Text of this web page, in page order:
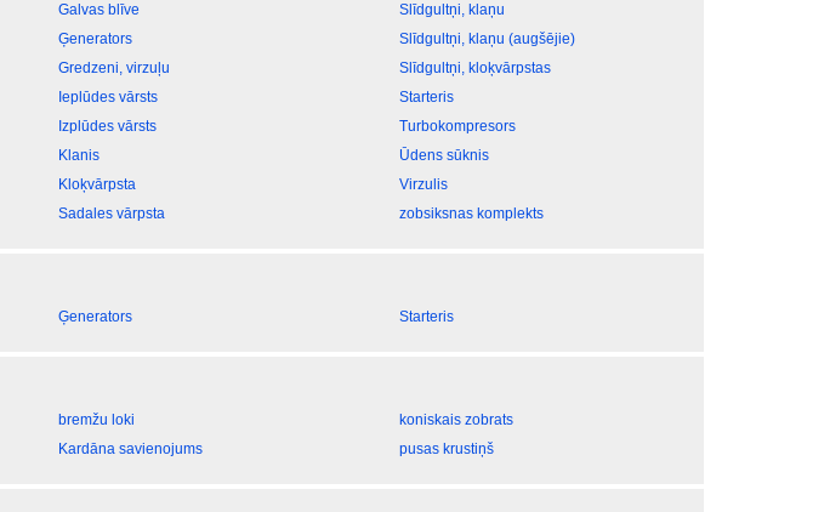
Galvas blīve
Ģenerators
Gredzeni, virzuļu
Ieplūdes vārsts
Izplūdes vārsts
Klanis
Kloķvārpsta
Sadales vārpsta
Slīdgultņi, klaņu
Slīdgultņi, klaņu (augšējie)
Slīdgultņi, kloķvārpstas
Starteris
Turbokompresors
Ūdens sūknis
Virzulis
zobsiksnas komplekts
Ģenerators Starteris
bremžu loki
Kardāna savienojums
koniskais zobrats
pusas krustiņš